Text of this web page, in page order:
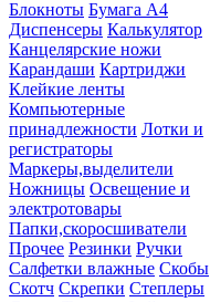
Блокноты Бумага А4
Диспенсеры Калькулятор
Канцелярские ножи
Карандаши Картриджи
Клейкие ленты
Компьютерные
принадлежности Лотки и
регистраторы
Маркеры,выделители
Ножницы Освещение и
электротовары
Папки,скоросшиватели
Прочее Резинки Ручки
Салфетки влажные Скобы
Скотч Скрепки Степлеры